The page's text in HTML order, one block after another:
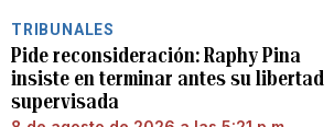
TRIBUNALES
Pide reconsideración: Raphy Pina
insiste en terminar antes su libertad
supervisada